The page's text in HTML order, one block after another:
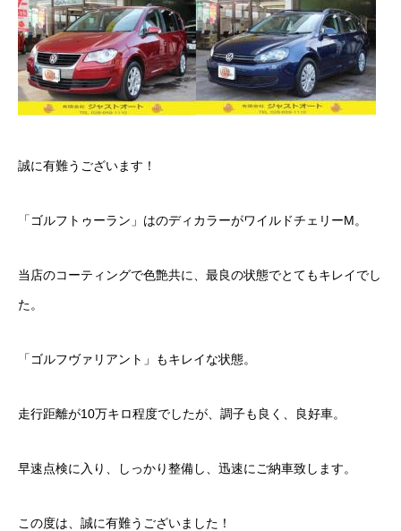
独自の買取査定
ジャストオートのカーリース
カーリースとは？
保険ご相談
会社概要
沿革
誠に有難うございます！
「ゴルフトゥーラン」はのディカラーがワイルドチェリーM。
当店のコーティングで色艶共に、最良の状態でとてもキレイでし
た。
「ゴルフヴァリアント」もキレイな状態。
走行距離が10万キロ程度でしたが、調子も良く、良好車。
早速点検に入り、しっかり整備し、迅速にご納車致します。
この度は、誠に有難うございました！